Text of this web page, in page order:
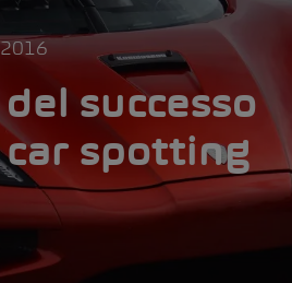
successo
car spotting